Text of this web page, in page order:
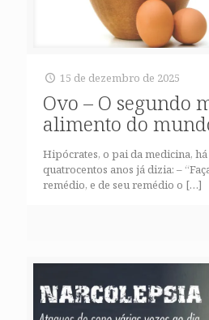
15 de dezembro de 2025
Ovo – O segundo
alimento do
Hipócrates, o pai da medicina,
quatrocentos anos já dizia: –
remédio, e de seu remédio o […]